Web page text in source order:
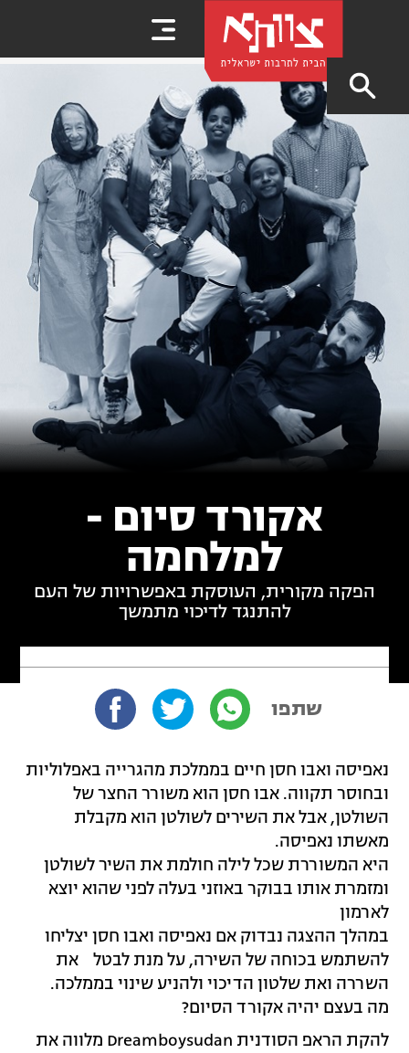
אקורד סיום -
למלחמה
הפקה מקורית, העוסקת באפשרויות של העם
להתנגד לדיכוי מתמשך
שתפו
נאפיסה ואבו חסן חיים בממלכת מהגרייה באפלוליות
ובחוסר תקווה. אבו חסן הוא משורר החצר של
השולטן, אבל את השירים לשולטן הוא מקבלת
מאשתו נאפיסה.
היא המשוררת שכל לילה חולמת את השיר לשולטן
ומזמרת אותו בבוקר באוזני בעלה לפני שהוא יוצא
לארמון
במהלך ההצגה נבדוק אם נאפיסה ואבו חסן יצליחו
להשתמש בכוחה של השירה, על מנת לבטל את
השררה ואת שלטון הדיכוי ולהניע שינוי בממלכה.
מה בעצם יהיה אקורד הסיום?
להקת הראפ הסודנית Dreamboysudan מלווה את